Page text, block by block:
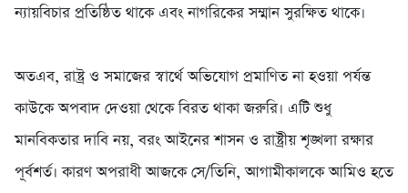
ন্যায়বিচার প্রতিষ্ঠিত থাকে এবং নাগরিকের সম্মান সুরক্ষিত থাকে।
‎অতএব, রাষ্ট্র ও সমাজের স্বার্থে অভিযোগ প্রমাণিত না হওয়া পর্যন্ত
কাউকে অপবাদ দেওয়া থেকে বিরত থাকা জরুরি। এটি শুধু
মানবিকতার দাবি নয়, বরং আইনের শাসন ও রাষ্ট্রীয় শৃঙ্খলা রক্ষার
পূর্বশর্ত। কারণ অপরাধী আজকে সে/তিনি, আগামীকালকে আমিও হতে